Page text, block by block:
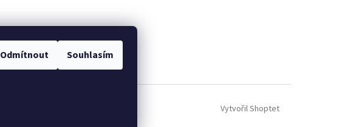
Odmítnout Souhlasím
Vytvořil Shoptet